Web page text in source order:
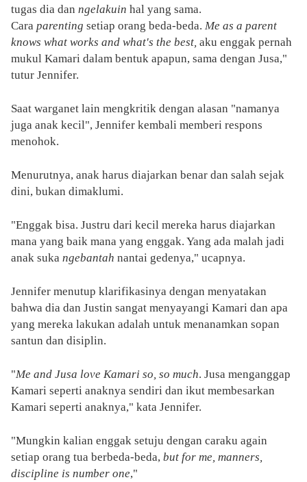
tugas dia dan ngelakuin hal yang sama.
Cara parenting setiap orang beda-beda. Me as a parent
knows what works and what's the best, aku enggak pernah
mukul Kamari dalam bentuk apapun, sama dengan Jusa,"
tutur Jennifer.
Saat warganet lain mengkritik dengan alasan "namanya
juga anak kecil", Jennifer kembali memberi respons
menohok.
Menurutnya, anak harus diajarkan benar dan salah sejak
dini, bukan dimaklumi.
"Enggak bisa. Justru dari kecil mereka harus diajarkan
mana yang baik mana yang enggak. Yang ada malah jadi
anak suka ngebantah nantai gedenya," ucapnya.
Jennifer menutup klarifikasinya dengan menyatakan
bahwa dia dan Justin sangat menyayangi Kamari dan apa
yang mereka lakukan adalah untuk menanamkan sopan
santun dan disiplin.
"Me and Jusa love Kamari so, so much. Jusa menganggap
Kamari seperti anaknya sendiri dan ikut membesarkan
Kamari seperti anaknya," kata Jennifer.
"Mungkin kalian enggak setuju dengan caraku again
setiap orang tua berbeda-beda, but for me, manners,
discipline is number one,"